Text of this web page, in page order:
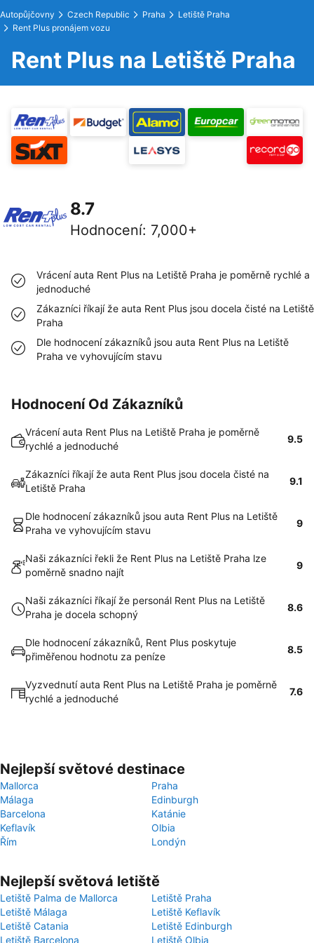
Autopůjčovny Czech Republic Praha
Letiště Praha
Rent Plus pronájem vozu
Rent Plus na Letiště Praha
8.7
Hodnocení: 7,000+
Vrácení auta Rent Plus na Letiště Praha je poměrně rychlé a
jednoduché
Zákazníci říkají že auta Rent Plus jsou docela čisté na Letiště
Praha
Dle hodnocení zákazníků jsou auta Rent Plus na Letiště
Praha ve vyhovujícím stavu
Hodnocení Od Zákazníků
Vrácení auta Rent Plus na Letiště Praha je poměrně
rychlé a jednoduché
9.5
Zákazníci říkají že auta Rent Plus jsou docela čisté na
Letiště Praha
9.1
Dle hodnocení zákazníků jsou auta Rent Plus na Letiště
Praha ve vyhovujícím stavu
9
Naši zákazníci řekli že Rent Plus na Letiště Praha lze
poměrně snadno najít
9
Naši zákazníci říkají že personál Rent Plus na Letiště
Praha je docela schopný
8.6
Dle hodnocení zákazníků, Rent Plus poskytuje
přiměřenou hodnotu za peníze
8.5
Vyzvednutí auta Rent Plus na Letiště Praha je poměrně
rychlé a jednoduché
7.6
Nejlepší světové destinace
Mallorca
Praha
Málaga
Edinburgh
Barcelona
Katánie
Keflavík
Olbia
Řím
Londýn
Nejlepší světová letiště
Letiště Palma de Mallorca
Letiště Praha
Letiště Málaga
Letiště Keflavík
Letiště Catania
Letiště Edinburgh
Letiště Barcelona
Letiště Olbia